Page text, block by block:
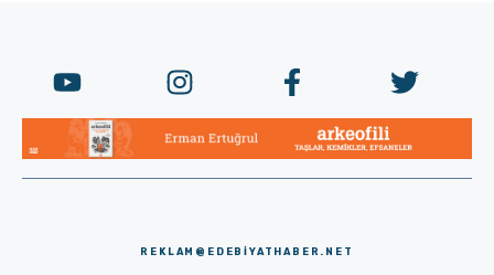
REKLAM@EDEBIYATHABER.NET